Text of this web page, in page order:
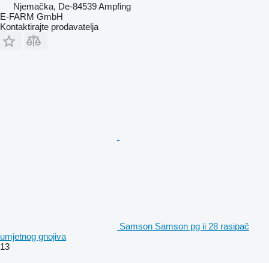
Njemačka, De-84539 Ampfing
E-FARM GmbH
Kontaktirajte prodavatelja
Samson Samson pg ii 28 rasipač
umjetnog gnojiva
13